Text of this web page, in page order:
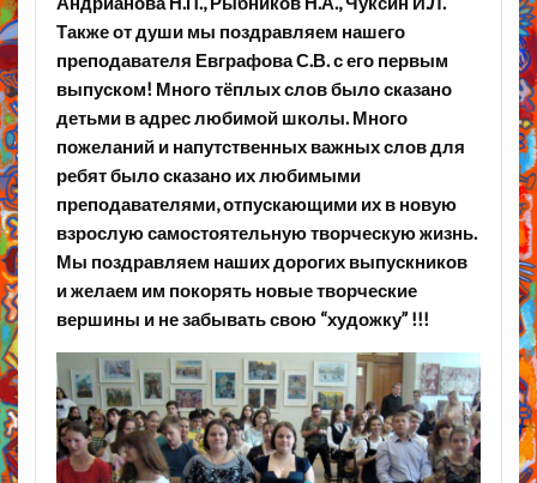
Также от души мы поздравляем нашего
преподавателя Евграфова С.В. с его первым
выпуском! Много тёплых слов было сказано
детьми в адрес любимой школы. Много
пожеланий и напутственных важных слов для
ребят было сказано их любимыми
преподавателями, отпускающими их в новую
взрослую самостоятельную творческую жизнь.
Мы поздравляем наших дорогих выпускников
и желаем им покорять новые творческие
вершины и не забывать свою “художку” !!!